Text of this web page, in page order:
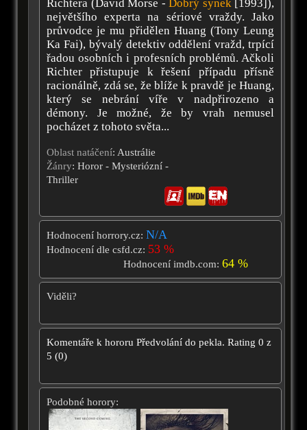
Richtera (David Morse -Dobrý synek[1993]),
největšího experta na sériové vraždy. Jako
průvodce je mu přidělen Huang (Tony Leung
Ka Fai), bývalý detektiv oddělení vražd, trpící
řadou osobních i profesních problémů. Ačkoli
Richter přistupuje k řešení případu přísně
racionálně, zdá se, že blíže k pravdě je Huang,
který se nebrání víře v nadpřirozeno a
démony. Je možné, že by vrah nemusel
pocházet z tohoto světa...
Oblast natáčení: Austrálie
Žánry: Horor - Mysteriózní -
Thriller
Hodnocení horrory.cz: N/A
Hodnocení dle csfd.cz: 53 %
Hodnocení imdb.com:64 %
Viděli?
Komentáře k hororu Předvolání do pekla. Rating 0 z
5 (0)
Podobné horory: